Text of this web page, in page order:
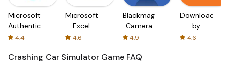
Microsoft
Authenticator
4.4
Microsoft
Excel:
Spreadsheets
4.6
Blackmagic
Camera
4.9
Downloader
by
AFTVnews
4.6
Crashing Car Simulator Game FAQ